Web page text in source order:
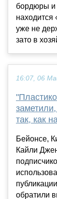
бордюры и
находится
уже не
зато в
16:07, 06
так, как
Бейонсе,
Кайли
обратили